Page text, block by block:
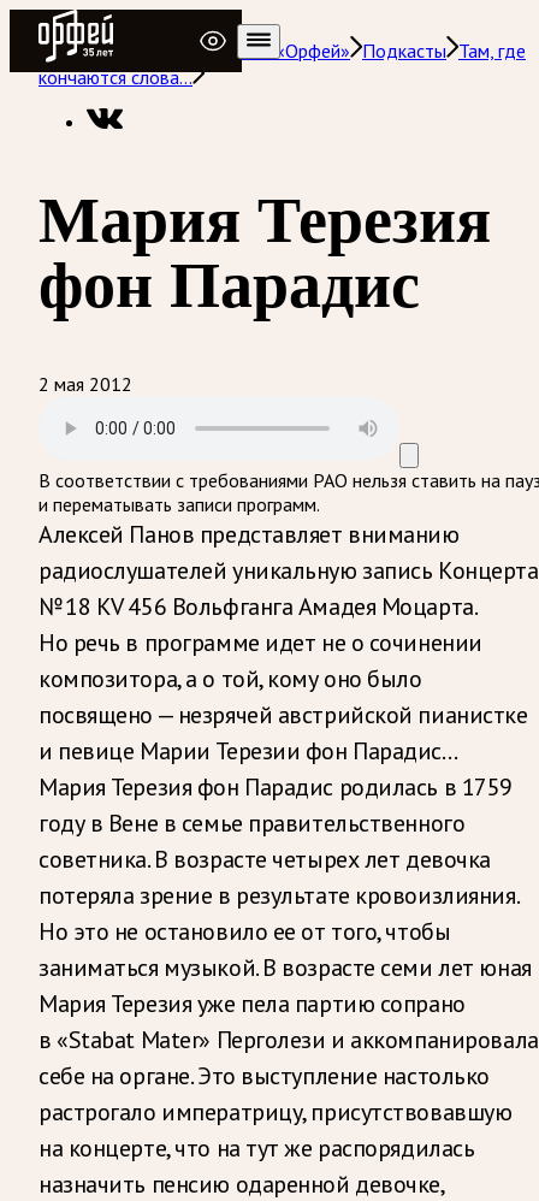
Радио Орфей
Радио классической музыки «Орфей» Подкасты Там, где
кончаются слова…
Мария Терезия
фон Парадис
2 мая 2012
В соответствии с требованиями РАО нельзя ставить на
и перематывать записи программ.
Алексей Панов представляет вниманию
радиослушателей уникальную запись Концерта
№ 18 KV 456 Вольфганга Амадея Моцарта.
Но речь в программе идет не о сочинении
композитора, а о той, кому оно было
посвящено — незрячей австрийской пианистке
и певице Марии Терезии фон Парадис…
Мария Терезия фон Парадис родилась в 1759
году в Вене в семье правительственного
советника. В возрасте четырех лет девочка
потеряла зрение в результате кровоизлияния.
Но это не остановило ее от того, чтобы
заниматься музыкой. В возрасте семи лет юная
Мария Терезия уже пела партию сопрано
в «Stabat Mater» Перголези и аккомпанировала
себе на органе. Это выступление настолько
растрогало императрицу, присутствовавшую
на концерте, что на тут же распорядилась
назначить пенсию одаренной девочке,